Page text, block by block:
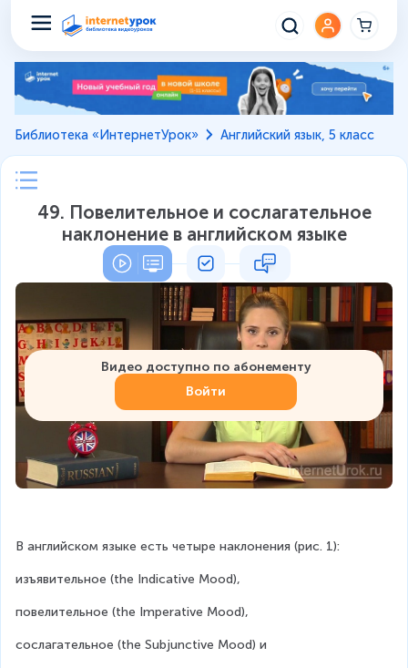
Библиотека «ИнтернетУрок» Английский язык, 5 класс
49. Повелительное и сослагательное
наклонение в английском языке
Видео доступно по абонементу
Войти
В английском языке есть четыре наклонения (рис. 1):
изъявительное (the Indicative Mood),
повелительное (the Imperative Mood),
сослагательное (the Subjunctive Mood) и